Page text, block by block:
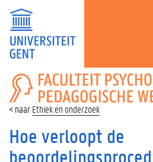
FACULTEIT
PSYCHOLOGIE
EN
PEDAGOGISCHE
Ethiek en onderzoek
Hoe verloopt de